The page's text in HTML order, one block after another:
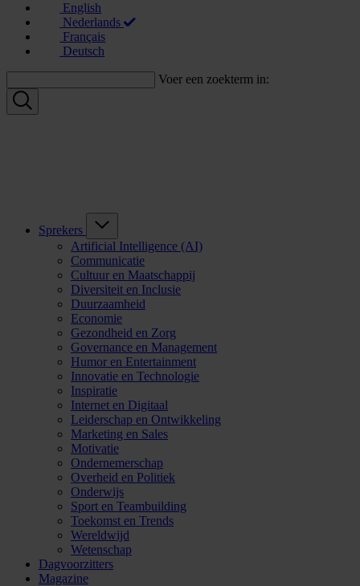
English
Nederlands
Français
Deutsch
Voer een zoekterm in:
Sprekers
Artificial Intelligence (AI)
Communicatie
Cultuur en Maatschappij
Diversiteit en Inclusie
Duurzaamheid
Economie
Gezondheid en Zorg
Governance en Management
Humor en Entertainment
Innovatie en Technologie
Inspiratie
Internet en Digitaal
Leiderschap en Ontwikkeling
Marketing en Sales
Motivatie
Ondernemerschap
Overheid en Politiek
Onderwijs
Sport en Teambuilding
Toekomst en Trends
Wereldwijd
Wetenschap
Dagvoorzitters
Magazine